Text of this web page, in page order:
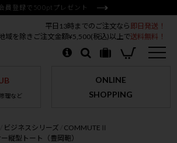
員登録で500ptプレゼント
平日13時までのご注文なら 即日発送！
域を除きご注文金額¥5,500(税込)以上で送料無料！
理など
ONLINE
SHOPPING
ビジネスシリーズ
COMMUTEⅡ
縦型トート（豊岡鞄）